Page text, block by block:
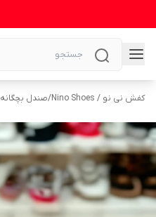
کفش نی نو / Nino Shoes /صندل بچگانه